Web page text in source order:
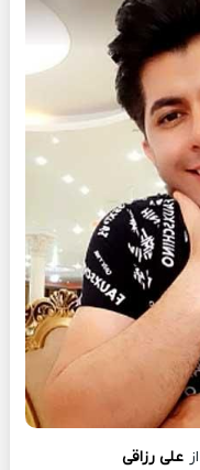
از علی رزاقی